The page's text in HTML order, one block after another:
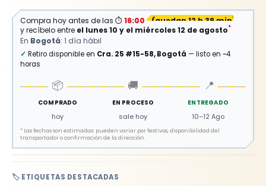
🏷️ ETIQUETAS DESTACADAS
Compra hoy antes de las ⏱ 16:00 (quedan 12 h 39 min)
y recíbelo entre el lunes 10 y el miércoles 12 de agosto*
En Bogotá: 1 día hábil
✓ Retiro disponible en Cra. 25 #15-58, Bogotá — listo en ~4
horas
📦
COMPRADO
hoy
🚚
EN PROCESO
sale hoy
📍
ENTREGADO
10–12 Ago
* Las fechas son estimadas: pueden variar por festivos, disponibilidad del
transportador o confirmación de la dirección.